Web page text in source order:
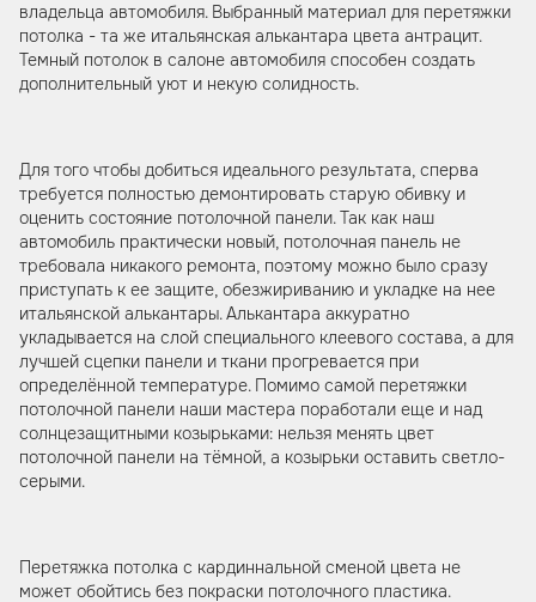
владельца автомобиля. Выбранный материал для перетяжки
потолка - та же итальянская алькантара цвета антрацит.
Темный потолок в салоне автомобиля способен создать
дополнительный уют и некую солидность.
Для того чтобы добиться идеального результата, сперва
требуется полностью демонтировать старую обивку и
оценить состояние потолочной панели. Так как наш
автомобиль практически новый, потолочная панель не
требовала никакого ремонта, поэтому можно было сразу
приступать к ее защите, обезжириванию и укладке на нее
итальянской алькантары. Алькантара аккуратно
укладывается на слой специального клеевого состава, а для
лучшей сцепки панели и ткани прогревается при
определённой температуре. Помимо самой перетяжки
потолочной панели наши мастера поработали еще и над
солнцезащитными козырьками: нельзя менять цвет
потолочной панели на тёмной, а козырьки оставить светло-
серыми.
Перетяжка потолка с кардиннальной сменой цвета не
может обойтись без покраски потолочного пластика.